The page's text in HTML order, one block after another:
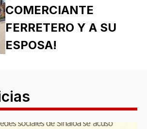
COMERCIANTE
FERRETERO Y A SU
ESPOSA!